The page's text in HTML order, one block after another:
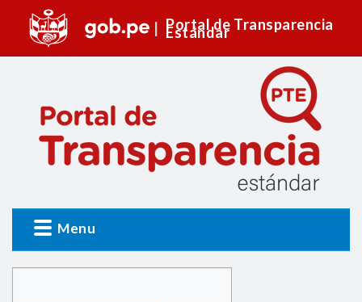
Portal de Transparencia
Estándar
Menu